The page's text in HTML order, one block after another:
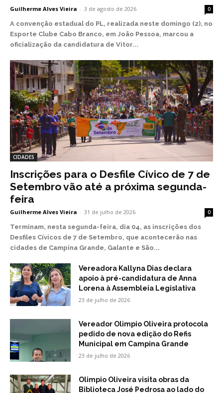
Guilherme Alves Vieira - 3 de agosto de 2026 0
A convenção estadual do PL, realizada neste domingo (2), no
Esporte Clube Cabo Branco, em João Pessoa, marcou a
oficialização da candidatura de Vitor...
CIDADES
Inscrições para o Desfile Cívico de 7 de
Setembro vão até a próxima segunda-
feira
Guilherme Alves Vieira - 31 de julho de 2026 0
Terminam, nesta segunda-feira, dia 04, as inscrições dos
Desfiles Cívicos de 7 de Setembro, que acontecerão nas
cidades de Campina Grande, Galante e São...
Vereadora Kallyna Dias declara
apoio à pré-candidatura de Anna
Lorena à Assembleia Legislativa
23 de julho de 2026
Vereador Olimpio Oliveira protocola
pedido de nova edição do Refis
Municipal em Campina Grande
23 de julho de 2026
Olimpio Oliveira visita obras da
Biblioteca José Pedrosa ao lado do